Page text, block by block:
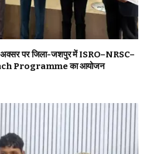
अवसर पर जिला-जशपुर में ISRO–NRSC–
Programme का आयोजन